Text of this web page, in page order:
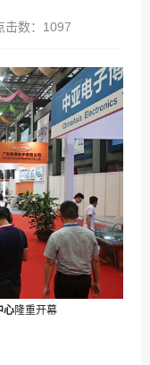
击数： 1097
心隆重开幕